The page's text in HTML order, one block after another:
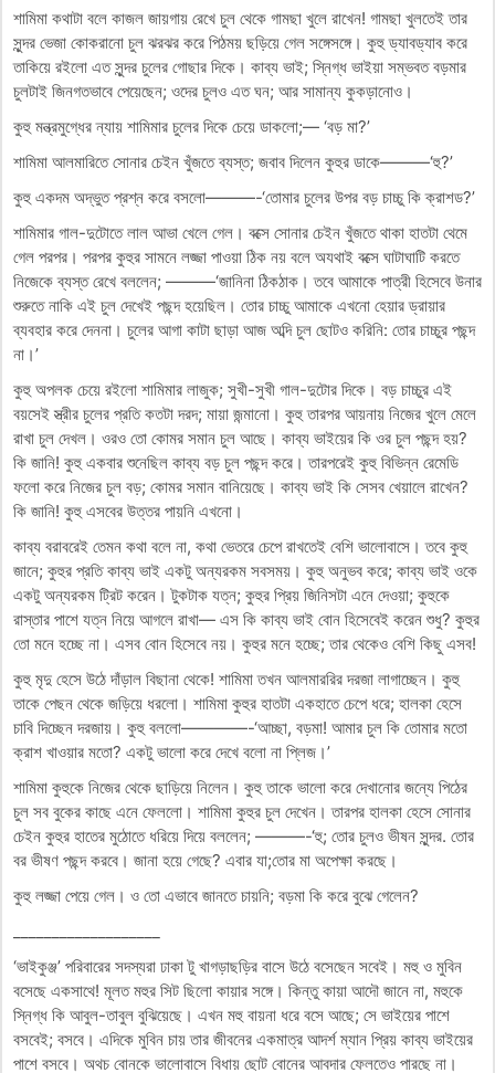
শামিমা কথাটা বলে কাজল জায়গায় রেখে চুল থেকে গামছা খুলে রাখেন! গামছা খুলতেই তার
সুন্দর ভেজা কোকরানো চুল ঝরঝর করে পিঠময় ছড়িয়ে গেল সঙ্গেসঙ্গে। কুহু ড্যাবড্যাব করে
তাকিয়ে রইলো এত সুন্দর চুলের গোছার দিকে। কাব্য ভাই; স্নিগ্ধ ভাইয়া সম্ভবত বড়মার
চুলটাই জিনগতভাবে পেয়েছেন; ওদের চুলও এত ঘন; আর সামান্য কুকড়ানোও।
কুহু মন্ত্রমুগ্ধের ন্যায় শামিমার চুলের দিকে চেয়ে ডাকলো;— ‘বড় মা?’
শামিমা আলমারিতে সোনার চেইন খুঁজতে ব্যস্ত; জবাব দিলেন কুহুর ডাকে———‘হু?’
কুহু একদম অদ্ভুত প্রশ্ন করে বসলো———-‘তোমার চুলের উপর বড় চাচ্চু কি ক্রাশড?’
শামিমার গাল-দুটোতে লাল আভা খেলে গেল। বক্সে সোনার চেইন খুঁজতে থাকা হাতটা থেমে
গেল পরপর। পরপর কুহুর সামনে লজ্জা পাওয়া ঠিক নয় বলে অযথাই বক্সে ঘাটাঘাটি করতে
নিজেকে ব্যস্ত রেখে বললেন; ———‘জানিনা ঠিকঠাক। তবে আমাকে পাত্রী হিসেবে উনার
শুরুতে নাকি এই চুল দেখেই পছন্দ হয়েছিল। তোর চাচ্চু আমাকে এখনো হেয়ার ড্রায়ার
ব্যবহার করে দেননা। চুলের আগা কাটা ছাড়া আজ অব্দি চুল ছোটও করিনি: তোর চাচ্চুর পছন্দ
না।’
কুহু অপলক চেয়ে রইলো শামিমার লাজুক; সুখী-সুখী গাল-দুটোর দিকে। বড় চাচ্চুর এই
বয়সেই স্ত্রীর চুলের প্রতি কতটা দরদ; মায়া জন্মানো। কুহু তারপর আয়নায় নিজের খুলে মেলে
রাখা চুল দেখল। ওরও তো কোমর সমান চুল আছে। কাব্য ভাইয়ের কি ওর চুল পছন্দ হয়?
কি জানি! কুহু একবার শুনেছিল কাব্য বড় চুল পছন্দ করে। তারপরেই কুহু বিভিন্ন রেমেডি
ফলো করে নিজের চুল বড়; কোমর সমান বানিয়েছে। কাব্য ভাই কি সেসব খেয়ালে রাখেন?
কি জানি! কুহু এসবের উত্তর পায়নি এখনো।
কাব্য বরাবরেই তেমন কথা বলে না, কথা ভেতরে চেপে রাখতেই বেশি ভালোবাসে। তবে কুহু
জানে; কুহুর প্রতি কাব্য ভাই একটু অন্যরকম সবসময়। কুহু অনুভব করে; কাব্য ভাই ওকে
একটু অন্যরকম ট্রিট করেন। টুকটাক যত্ন; কুহুর প্রিয় জিনিসটা এনে দেওয়া; কুহুকে
রাস্তার পাশে যত্ন নিয়ে আগলে রাখা— এস কি কাব্য ভাই বোন হিসেবেই করেন শুধু? কুহুর
তো মনে হচ্ছে না। এসব বোন হিসেবে নয়। কুহুর মনে হচ্ছে; তার থেকেও বেশি কিছু এসব!
কুহু মৃদু হেসে উঠে দাঁড়াল বিছানা থেকে! শামিমা তখন আলমাররির দরজা লাগাচ্ছেন। কুহু
তাকে পেছন থেকে জড়িয়ে ধরলো। শামিমা কুহুর হাতটা একহাতে চেপে ধরে; হালকা হেসে
চাবি দিচ্ছেন দরজায়। কুহু বললো————-‘আচ্ছা, বড়মা! আমার চুল কি তোমার মতো
ক্রাশ খাওয়ার মতো? একটু ভালো করে দেখে বলো না প্লিজ।’
শামিমা কুহুকে নিজের থেকে ছাড়িয়ে নিলেন। কুহু তাকে ভালো করে দেখানোর জন্যে পিঠের
চুল সব বুকের কাছে এনে ফেললো। শামিমা কুহুর চুল দেখেন। তারপর হালকা হেসে সোনার
চেইন কুহুর হাতের মুঠোতে ধরিয়ে দিয়ে বললেন; ———-‘হু; তোর চুলও ভীষন সুন্দর. তোর
বর ভীষণ পছন্দ করবে। জানা হয়ে গেছে? এবার যা;তোর মা অপেক্ষা করছে।
কুহু লজ্জা পেয়ে গেল। ও তো এভাবে জানতে চায়নি; বড়মা কি করে বুঝে গেলেন?
‘ভাইকুঞ্জ’ পরিবারের সদস্যরা ঢাকা টু খাগড়াছড়ির বাসে উঠে বসেছেন সবেই। মহু ও মুবিন
বসেছে একসাথে! মূলত মহুর সিট ছিলো কায়ার সঙ্গে। কিন্তু কায়া আদৌ জানে না, মহুকে
স্নিগ্ধ কি আবুল-তাবুল বুঝিয়েছে। এখন মহু বায়না ধরে বসে আছে; সে ভাইয়ের পাশে
বসবেই; বসবে। এদিকে মুবিন চায় তার জীবনের একমাত্র আদর্শ ম্যান প্রিয় কাব্য ভাইয়ের
পাশে বসবে। অথচ বোনকে ভালোবাসে বিধায় ছোট বোনের আবদার ফেলতেও পারছে না।